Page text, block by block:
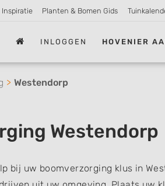
Inspiratie Planten & Bomen Gids
INLOGGEN HOVENIER
Westendorp
Westendorp
bij uw boomverzorging klus in